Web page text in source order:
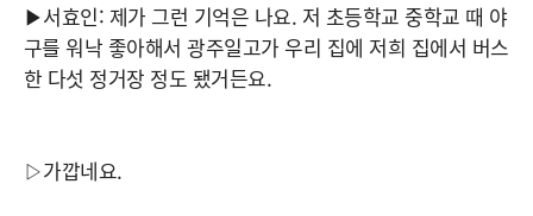
▶서효인: 제가 그런 기억은 나요. 저 초등학교 중학교 때 야
구를 워낙 좋아해서 광주일고가 우리 집에 저희 집에서 버스
한 다섯 정거장 정도 됐거든요.
▷가깝네요.